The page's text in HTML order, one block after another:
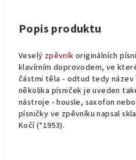
Popis produktu
Veselý zpěvník originálních
klavírním doprovodem, ve
částmi těla - odtud tedy název
několika písniček je uveden
nástroje - housle, saxofon
písničky ve zpěvníku napsal
Kočí (*1953).